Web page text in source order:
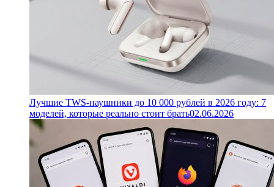
Лучшие TWS-наушники до 10 000 рублей в 2026 году: 7
моделей, которые реально стоит брать02.06.2026